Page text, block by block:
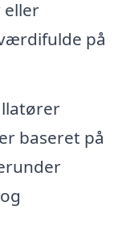
eller
på
baseret på